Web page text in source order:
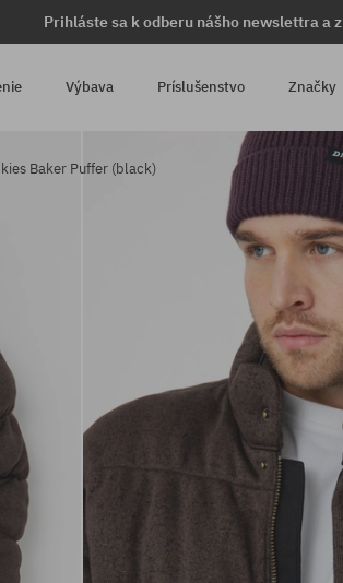
Prihláste sa k odberu nášho newslettra a
Výbava Príslušenstvo Značky
Baker Puffer (black)